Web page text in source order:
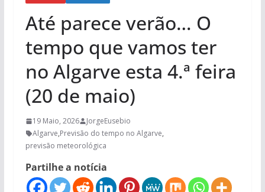
Até parece verão… O
tempo que vamos ter
no Algarve esta 4.ª feira
(20 de maio)
19 Maio, 2026
JorgeEusebio
Algarve,Previsão do tempo no Algarve,
previsão meteorológica
Partilhe a notícia